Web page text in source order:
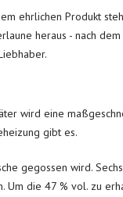
ehrlichen Produkt
heraus - nach
wird eine
gibt es.
gegossen wird.
die 47 % vol. zu